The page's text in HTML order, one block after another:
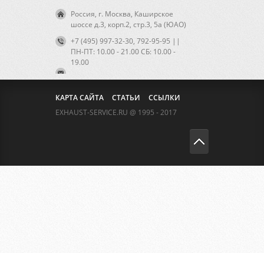
Россия, г. Москва, Каширское
шоссе д.3, корп.2, стр.3, 5а (ЮАО)
+7 (495) 997-32-30, 792-95-95 ||
ПН-ПТ: 10.00 - 21.00 CБ: 10.00 -
19.00
КАРТА САЙТА СТАТЬИ
ССЫЛКИ
EXHAUST-SERVICE.RU @ 1995 - 2017